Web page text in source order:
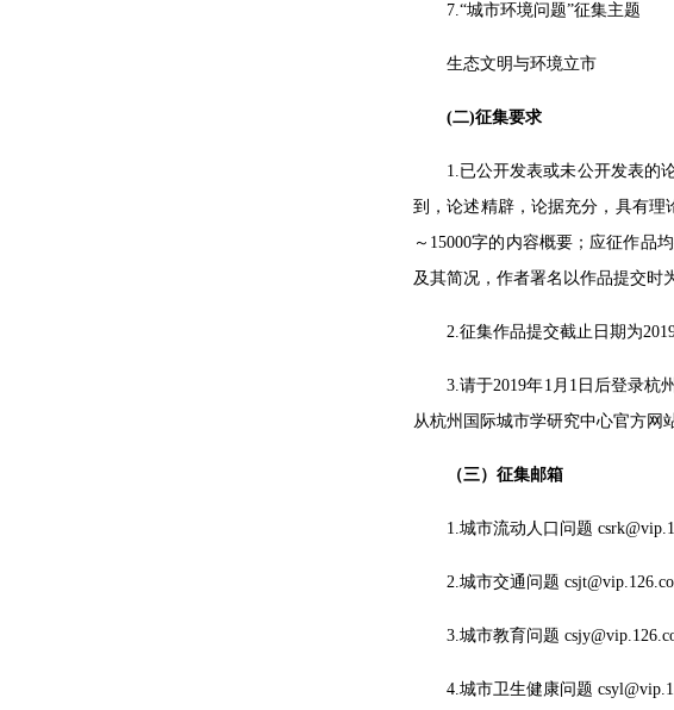
7.“城市环境问题”征集主题
生态文明与环境立市
(二)征集要求
1.已公开发表或未公开发表的
到，论述精辟，论据充分，具有理
～15000字的内容概要；应征作品
及其简况，作者署名以作品提交时
2.征集作品提交截止日期为
3.请于2019年1月1日后登录杭
从杭州国际城市学研究中心官方网
（三）征集邮箱
1.城市流动人口问题
2.城市交通问题
3.城市教育问题
4.城市卫生健康问题